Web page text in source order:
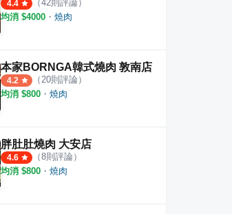
4.4 （42則評論）
均消 $4000 ・ 燒肉
本家BORNGA韓式燒肉 敦南店
4.2 （20則評論）
均消 $800 ・ 燒肉
胖肚肚燒肉 大安店
4.6 （8則評論）
均消 $800 ・ 燒肉